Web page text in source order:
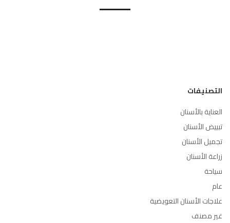
التصنيفات
العناية بالأسنان
تبييض الأسنان
تجميل الأسنان
زراعة الأسنان
سياحة
عام
علاجات الأسنان التعويضية
غير مصنف